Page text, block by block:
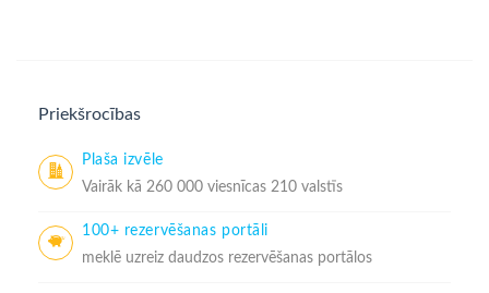
Priekšrocības
Plaša izvēle
Vairāk kā 260 000 viesnīcas 210 valstīs
100+ rezervēšanas portāli
meklē uzreiz daudzos rezervēšanas portālos